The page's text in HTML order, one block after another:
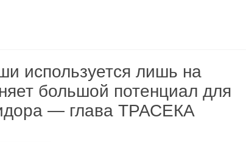
используется лишь на
большой потенциал для
— глава ТРАСЕКА